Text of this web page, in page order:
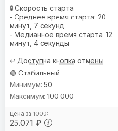
🚦 Скорость старта:
- Среднее время старта: 20
минут, 7 секунд
- Медианное время старта: 12
минут, 4 секунды
↩️ Доступна кнопка отмены
🟢 Стабильный
25.071 ₽
50
100 000